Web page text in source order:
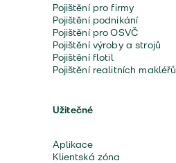
Pojištění pro firmy
Pojištění podnikání
Pojištění pro OSVČ
Pojištění výroby a strojů
Pojištění flotil
Pojištění realitních makléřů
Užitečné
Aplikace
Klientská zóna